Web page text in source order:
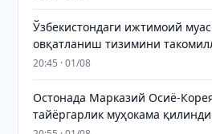
Ўзбекистондаги ижтимоий
овқатланиш тизимини
20:45 · 01/08
Остонада Марказий Осиё-
тайёргарлик муҳокама қилинди